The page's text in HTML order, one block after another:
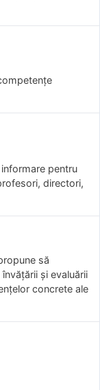
pentru
directori,
să
şi evaluării
concrete ale